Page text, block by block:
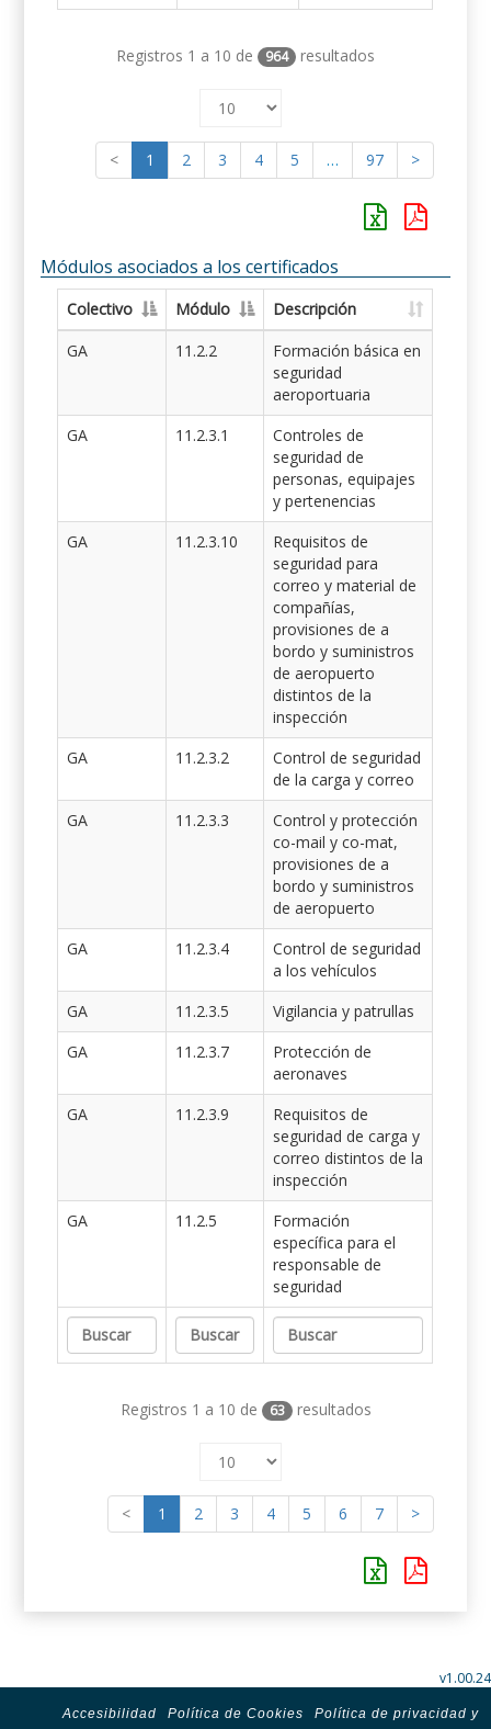
Registros 1 a 10 de 964 resultados
< 1 2 3 4 5 … 97 >
Módulos asociados a los certificados
Colectivo Módulo
Descripción
GA
11.2.2
Formación básica en
seguridad
aeroportuaria
GA
11.2.3.1
Controles de
seguridad de
personas, equipajes
y pertenencias
GA
11.2.3.10
Requisitos de
seguridad para
correo y material de
compañías,
provisiones de a
bordo y suministros
de aeropuerto
distintos de la
inspección
GA
11.2.3.2
Control de seguridad
de la carga y correo
GA
11.2.3.3
Control y protección
co-mail y co-mat,
provisiones de a
bordo y suministros
de aeropuerto
GA
11.2.3.4
Control de seguridad
a los vehículos
GA
11.2.3.5
Vigilancia y patrullas
GA
11.2.3.7
Protección de
aeronaves
GA
11.2.3.9
Requisitos de
seguridad de carga y
correo distintos de la
inspección
GA
11.2.5
Formación
específica para el
responsable de
seguridad
Registros 1 a 10 de 63 resultados
< 1 2 3 4 5 6 7 >
v1.00.24
Accesibilidad Política de Cookies
Política de privacidad y